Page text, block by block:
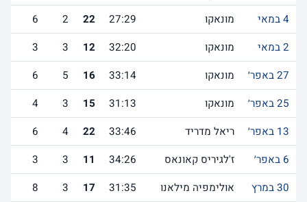
4 במאי
מונאקו 27:29
22
2
6
2 במאי
מונאקו 32:20
12
3
3
27 באפר׳
מונאקו 33:14
16
5
6
25 באפר׳
מונאקו 31:13
15
3
4
13 באפר׳
ריאל מדריד 33:46
22
4
6
6 באפר׳
ז'לגיריס קאונאס 34:26
11
3
3
30 במרץ
אולימפיה מילאנו 31:35
17
3
8